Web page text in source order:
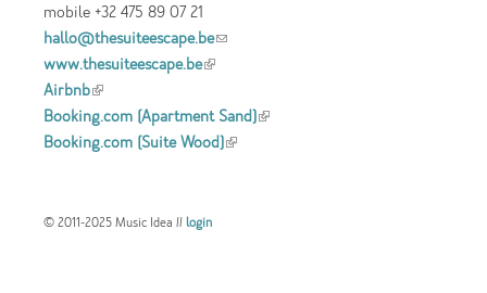
mobile +32 475 89 07 21
hallo@thesuiteescape.be(link sends e-mail)
www.thesuiteescape.be(link is external)
Airbnb(link is external)
Booking.com (Apartment Sand)(link is
Booking.com (Suite Wood)(link is external)
© 2011-2025 Music Idea //login